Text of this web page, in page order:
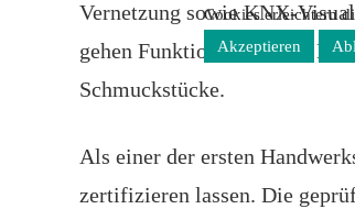
Vernetzung sowie KNX-
gehen Funktion und Form
Schmuckstücke.
Als einer der ersten
zertifizieren lassen. Die
Cookies erleichtern
Akzeptieren